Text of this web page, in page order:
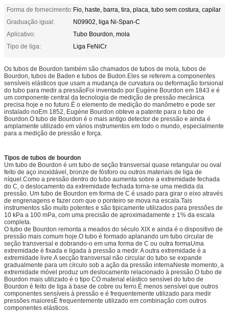
Forma de fornecimento:Fio, haste, barra, tira, placa, tubo sem costura, capilar
Graduação igual:
N09902, liga Ni-Span-C
Aplicativo:
Tubo Bourdon, mola
Tipo de liga:
Liga FeNiCr
Os tubos de Bourdon também são chamados de tubos de mola, tubos de
Bourdon, tubos de Baden e tubos de Budon.Eles se referem a componentes
sensíveis elásticos que usam a mudança de curvatura ou deformação torsional
do tubo para medir a pressãoFoi inventado por Eugène Bourdon em 1843 e é
um componente central da tecnologia de medição de pressão mecânica
precisa hoje e no futuro.É o elemento de medição do manômetro e pode ser
instalado noEm 1852, Eugène Bourdon obteve a patente para o tubo de
Bourdon.O tubo de Bourdon é o mais antigo detector de pressão e ainda é
amplamente utilizado em vários instrumentos em todo o mundo, especialmente
para a medição de pressão e força.
Tipos de tubos de bourdon
Um tubo de Bourdon é um tubo de seção transversal quase retangular ou oval
feito de aço inoxidável, bronze de fósforo ou outros materiais de liga de
níquel.Como a pressão dentro do tubo aumenta sobre a extremidade fechada
do C, o deslocamento da extremidade fechada torna-se uma medida da
pressão. Um tubo de Bourdon em forma de C é usado para girar o eixo através
de engrenagens e fazer com que o ponteiro se mova na escala.Tais
instrumentos são muito potentes e são tipicamente utilizados para pressões de
10 kPa a 100 mPa, com uma precisão de aproximadamente ± 1% da escala
completa.
O tubo de Bourdon remonta a meados do século XIX e ainda é o dispositivo de
pressão mais comum hoje.O tubo é formado aplanando um tubo circular de
seção transversal e dobrando-o em uma forma de C ou outra formaUma
extremidade é fixada e ligada à pressão a medir. A outra extremidade é a
extremidade livre.A secção transversal não circular do tubo se expande
gradualmente para um círculo sob a ação da pressão internaNeste momento, a
extremidade móvel produz um deslocamento relacionado à pressão.O tubo de
Bourdon mais utilizado é o tipo CO material elástico sensível do tubo de
Bourdon é feito de liga à base de cobre ou ferro.É menos sensível que outros
componentes sensíveis à pressão e é frequentemente utilizado para medir
pressões maioresÉ frequentemente utilizado em combinação com outros
componentes elásticos.